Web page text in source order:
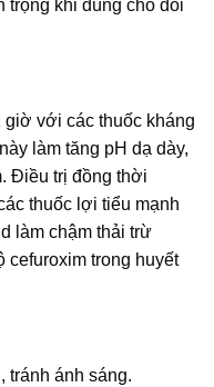
trọng khi dùng cho đối
giờ với các thuốc kháng
làm tăng pH dạ dày,
Điều trị đồng thời
thuốc lợi tiểu mạnh
làm chậm thải trừ
cefuroxim trong huyết
tránh ánh sáng.